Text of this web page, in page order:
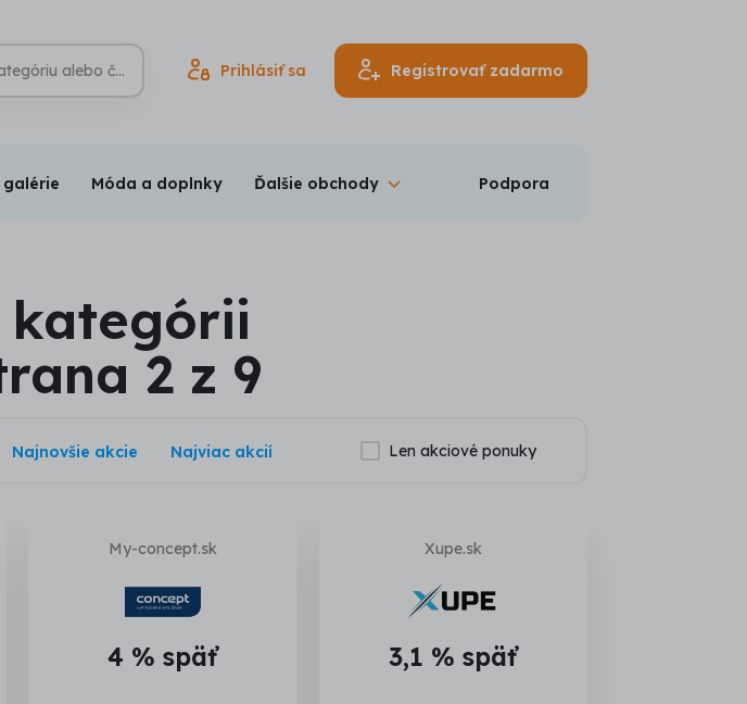
Vyhľadávanie
Hľadať Prihlásiť sa Registrovať zadarmo
galérie Móda a doplnky Ďalšie obchody Podpora
kategórii
2 z 9
Najnovšie akcie Najviac akcií Len akciové ponuky
My-concept.sk
4 % späť
Xupe.sk
3,1 % späť